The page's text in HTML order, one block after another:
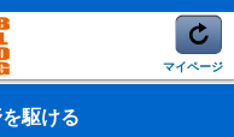
マイページ
駆ける